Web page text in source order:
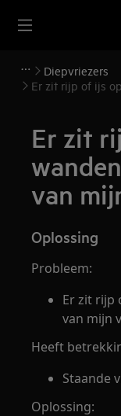
Diepvriezers
Er zit rijp of ijs
Er zit
van
Oplossing
Probleem:
Er zit rijp
van mijn
Heeft
Staande
Oplossing: